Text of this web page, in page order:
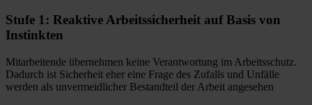
Stufe 1: Reaktive Arbeitssicherheit auf Basis von
Instinkten
Mitarbeitende übernehmen keine Verantwortung im Arbeitsschutz.
Dadurch ist Sicherheit eher eine Frage des Zufalls und Unfälle
werden als unvermeidlicher Bestandteil der Arbeit angesehen